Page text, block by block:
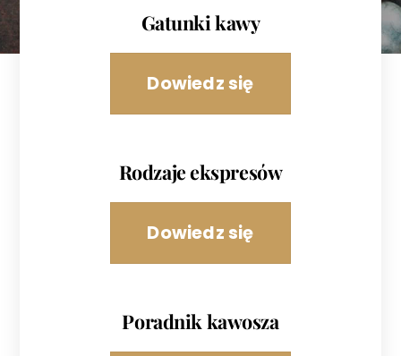
Gatunki kawy
Dowiedz się
Rodzaje ekspresów
Dowiedz się
Poradnik kawosza